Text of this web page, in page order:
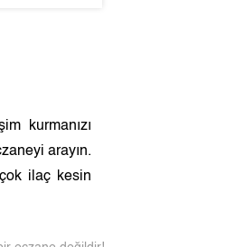
kurmanızı
arayın.
ilaç kesin